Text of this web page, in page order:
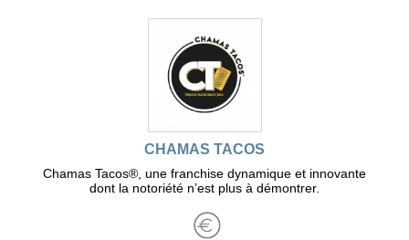
CHAMAS TACOS
Chamas Tacos®️, une franchise dynamique et innovante
dont la notoriété n’est plus à démontrer.